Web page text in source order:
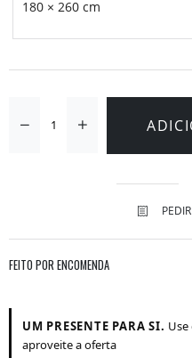
180 × 260 cm
FEITO POR ENCOMENDA
UM PRESENTE PARA SI.
aproveite a oferta